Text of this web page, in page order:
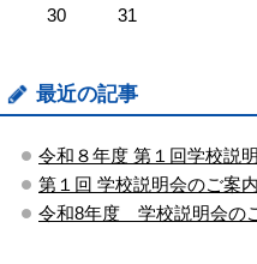
30
31
最近の記事
令和８年度 第１回学校説
第１回 学校説明会のご案内
令和8年度 学校説明会の